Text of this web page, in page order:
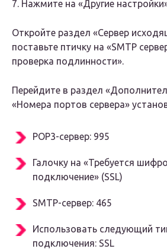
7. Нажмите на «Другие
Откройте раздел «Сервер
поставьте птичку на «SMTP
проверка подлинности».
Перейдите в раздел
«Номера портов сервера»
POP3-сервер: 995
Галочку на «Требуется
подключение» (SSL)
SMTP-сервер: 465
Использовать следующий
подключения: SSL